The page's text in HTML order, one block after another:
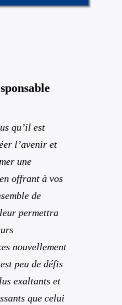
qu’il est
l’avenir et
une
offrant à vos
de
permettra
nouvellement
peu de défis
exaltants et
que celui